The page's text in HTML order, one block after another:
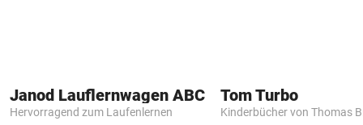
Janod Lauflernwagen ABC
Hervorragend zum Laufenlernen
Tom Turbo
Kinderbücher von Thomas